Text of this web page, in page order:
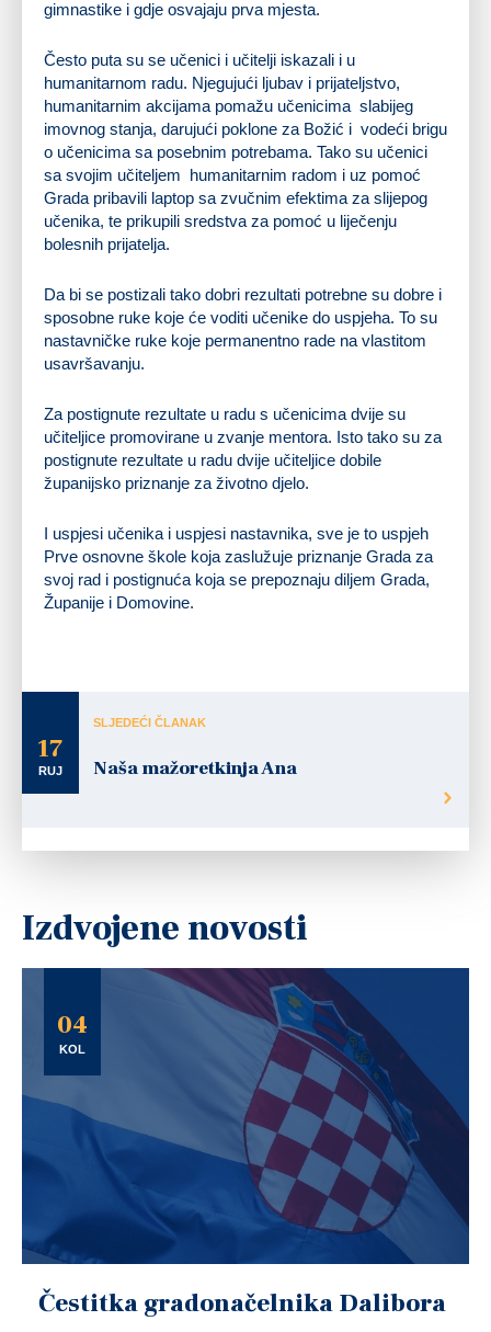
gimnastike i gdje osvajaju prva mjesta.
Često puta su se učenici i učitelji iskazali i u
humanitarnom radu. Njegujući ljubav i prijateljstvo,
humanitarnim akcijama pomažu učenicima slabijeg
imovnog stanja, darujući poklone za Božić i vodeći brigu
o učenicima sa posebnim potrebama. Tako su učenici
sa svojim učiteljem humanitarnim radom i uz pomoć
Grada pribavili laptop sa zvučnim efektima za slijepog
učenika, te prikupili sredstva za pomoć u liječenju
bolesnih prijatelja.
Da bi se postizali tako dobri rezultati potrebne su dobre i
sposobne ruke koje će voditi učenike do uspjeha. To su
nastavničke ruke koje permanentno rade na vlastitom
usavršavanju.
Za postignute rezultate u radu s učenicima dvije su
učiteljice promovirane u zvanje mentora. Isto tako su za
postignute rezultate u radu dvije učiteljice dobile
županijsko priznanje za životno djelo.
I uspjesi učenika i uspjesi nastavnika, sve je to uspjeh
Prve osnovne škole koja zaslužuje priznanje Grada za
svoj rad i postignuća koja se prepoznaju diljem Grada,
Županije i Domovine.
17
RUJ
SLJEDEĆI ČLANAK
Naša mažoretkinja Ana
Izdvojene novosti
04
KOL
Čestitka gradonačelnika Dalibora